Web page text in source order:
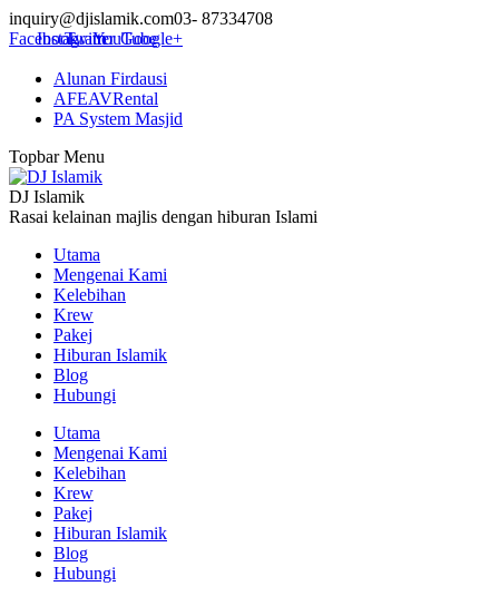
inquiry@djislamik.com03- 87334708
Facebook
Instagram
TwitterYouTube
Google+
Alunan Firdausi
AFEAVRental
PA System Masjid
Topbar Menu
DJ Islamik
Rasai kelainan majlis dengan hiburan Islami
Utama
Mengenai Kami
Kelebihan
Krew
Pakej
Hiburan Islamik
Blog
Hubungi
Utama
Mengenai Kami
Kelebihan
Krew
Pakej
Hiburan Islamik
Blog
Hubungi